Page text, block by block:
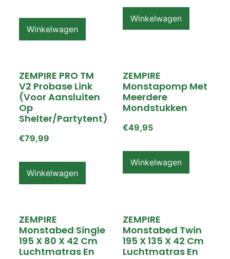
Winkelwagen
Winkelwagen
ZEMPIRE PRO TM
V2 Probase Link
(voor Aansluiten
Op
Shelter/partytent)
€79,99
Winkelwagen
ZEMPIRE
Monstapomp Met
Meerdere
Mondstukken
€49,95
Winkelwagen
ZEMPIRE
Monstabed Single
195 X 80 X 42 Cm
Luchtmatras En
ZEMPIRE
Monstabed Twin
195 X 135 X 42 Cm
Luchtmatras En